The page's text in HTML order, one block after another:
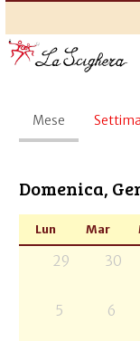
Schede
primarie
Mese (scheda
attiva)
Domenica,
Lun Mar
29 30
5 6